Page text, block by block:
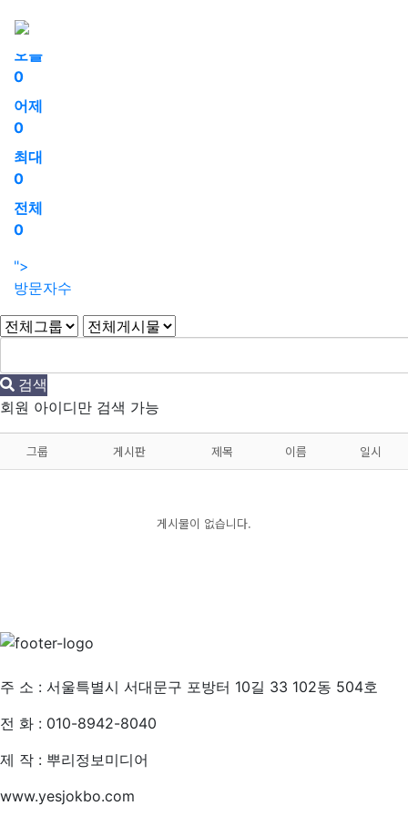
로그인
오늘
0
어제
0
최대
0
전체
0
">
방문자수
검색
회원 아이디만 검색 가능
그룹 게시판 제목 이름 일시
게시물이 없습니다.
주 소 : 서울특별시 서대문구 포방터 10길 33 102동 504호
전 화 : 010-8942-8040
제 작 : 뿌리정보미디어
www.yesjokbo.com